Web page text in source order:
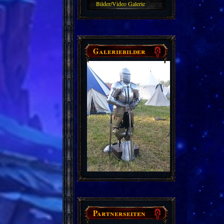
Bilder/Video Galerie
Galeriebilder
Partnerseiten